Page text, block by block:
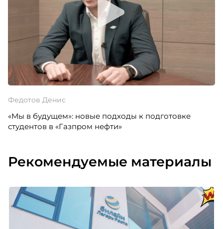
Федотов Денис
«Мы в будущем»: новые подходы к подготовке
студентов в «Газпром нефти»
Рекомендуемые материалы